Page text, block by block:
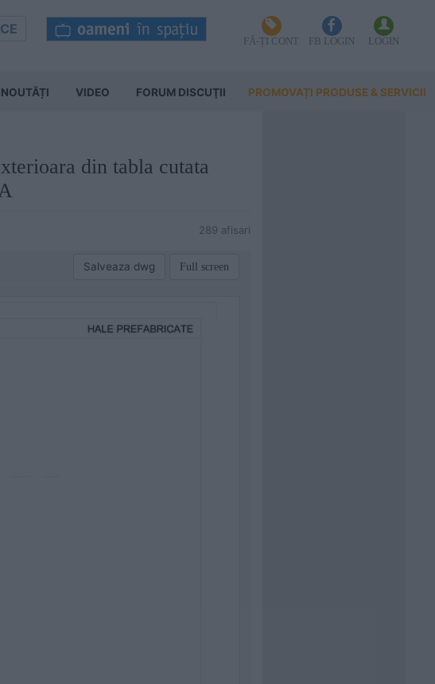
FĂ-ȚI CONT FB LOGIN LOGIN
NOUTĂȚI VIDEO FORUM DISCUŢII PROMOVAȚI PRODUSE & SERVICII
din tabla cutata
289 afisari
Salveaza dwg Full screen